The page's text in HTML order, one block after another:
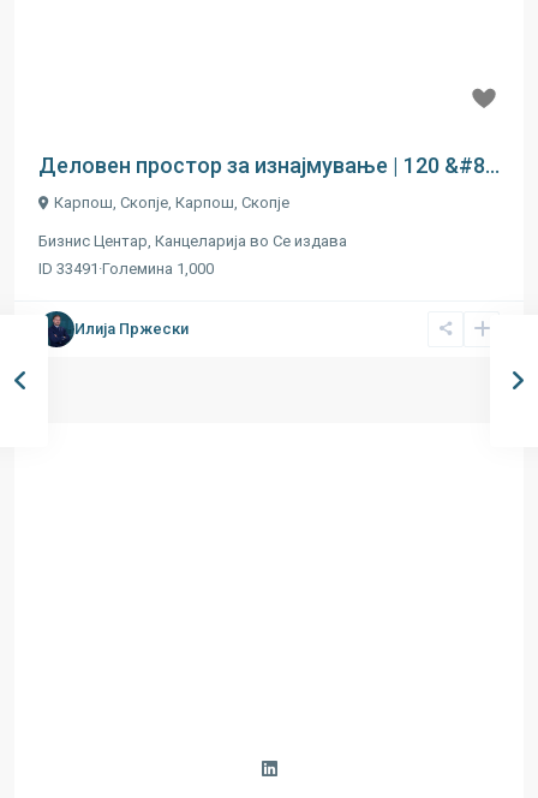
Деловен простор за изнајмување | 120 &#8...
Карпош, Скопје, Карпош, Скопје
Бизнис Центар, Канцеларија во Се издава
ID 33491 ·Големина 1,000
Илија Пржески